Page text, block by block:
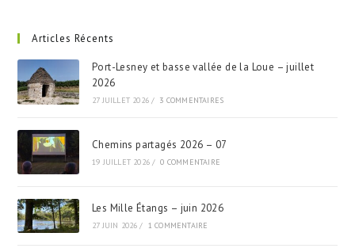
Articles Récents
Port-Lesney et basse vallée de la Loue – juillet
2026
27 JUILLET 2026 / 3 COMMENTAIRES
Chemins partagés 2026 – 07
19 JUILLET 2026 / 0 COMMENTAIRE
Les Mille Étangs – juin 2026
27 JUIN 2026 / 1 COMMENTAIRE